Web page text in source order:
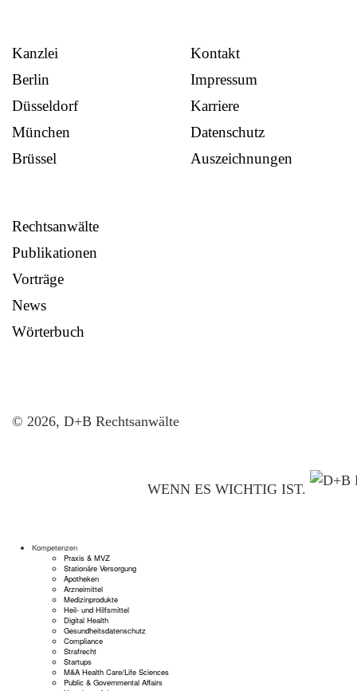
Kanzlei
Berlin
Düsseldorf
München
Brüssel
Kontakt
Impressum
Karriere
Datenschutz
Auszeichnungen
Rechtsanwälte
Publikationen
Vorträge
News
Wörterbuch
© 2026, D+B Rechtsanwälte
WENN ES WICHTIG IST.
Kompetenzen
Praxis & MVZ
Stationäre Versorgung
Apotheken
Arzneimittel
Medizinprodukte
Heil- und Hilfsmittel
Digital Health
Gesundheitsdatenschutz
Compliance
Strafrecht
Startups
M&A Health Care/Life Sciences
Public & Governmental Affairs